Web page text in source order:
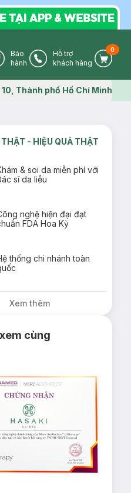
Warranty Icon
Bảo
hành
Phone Icon
Hỗ trợ
khách hàng
Cart
0
Map icon
Thành phố Hồ Chí Minh
- HIỆU QUẢ THẬT
& soi da miễn phí với
sĩ da liễu
nghệ hiện đại đạt
FDA Hoa Kỳ
thống chi nhánh toàn
Xem thêm
cùng